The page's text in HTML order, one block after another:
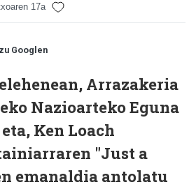
17a
Googlen
Arrazakeria
Nazioarteko Eguna
Ken Loach
"Just a
emanaldia antolatu